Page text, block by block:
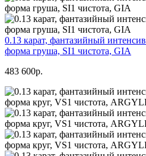
0.13 карат, фантазийный
форма груша, SI1 чистота, GIA
483 600р.